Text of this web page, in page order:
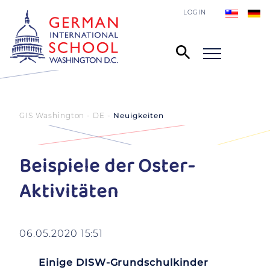
LOGIN
GIS Washington - DE Neuigkeiten
Beispiele der Oster-
Aktivitäten
06.05.2020 15:51
Einige DISW-Grundschulkinder